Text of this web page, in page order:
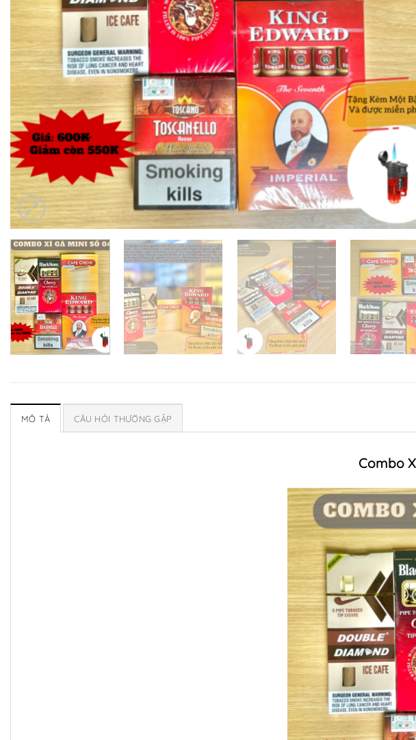
MÔ TẢ CÂU HỎI THƯỜNG GẶP
Combo